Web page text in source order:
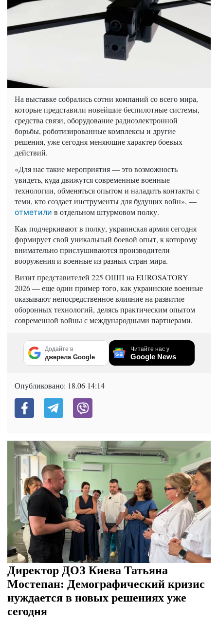
На выставке собрались сотни компаний со всего мира,
которые представили новейшие беспилотные системы,
средства связи, оборудование радиоэлектронной
борьбы, роботизированные комплексы и другие
решения, уже сегодня меняющие характер боевых
действий.
«Для нас такие мероприятия — это возможность
увидеть, куда движутся современные военные
технологии, обменяться опытом и наладить контакты с
теми, кто создает инструменты для будущих войн», —
отметили в отдельном штурмовом полку.
Как подчеркивают в полку, украинская армия сегодня
формирует свой уникальный боевой опыт, к которому
внимательно прислушиваются производители
вооружения и военные из разных стран мира.
Визит представителей 225 ОШП на EUROSATORY
2026 — еще один пример того, как украинские военные
оказывают непосредственное влияние на развитие
оборонных технологий, делясь практическим опытом
современной войны с международными партнерами.
Додайте в
джерела Google
Читайте нас у
Google News
Опубликовано: 18.06 14:14
Директор ДОЗ Киева Татьяна
Мостепан: Демографический кризис
нуждается в новых решениях уже
сегодня